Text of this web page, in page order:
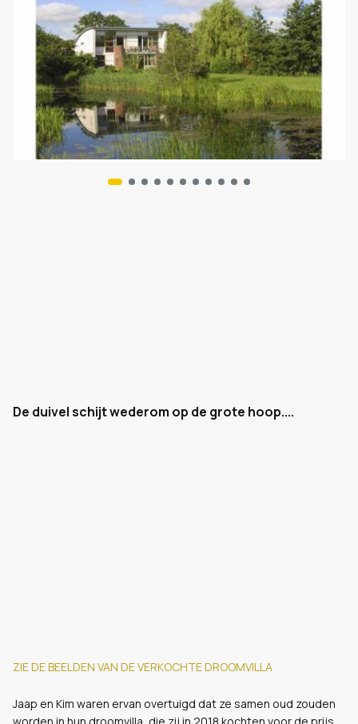
De duivel schijt wederom op de grote hoop....
ZIE DE BEELDEN VAN DE VERKOCHTE DROOMVILLA
Jaap en Kim waren ervan overtuigd dat ze samen oud zouden